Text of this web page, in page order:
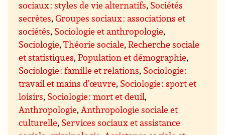
sociaux : styles de vie alternatifs, Sociétés
secrètes,Groupes sociaux : associations et
sociétés, Sociologie et anthropologie,
Sociologie,Théorie sociale,Recherche sociale
et statistiques,Population et démographie,
Sociologie : famille et relations, Sociologie :
travail et mains d’œuvre, Sociologie : sport et
loisirs, Sociologie : mort et deuil,
Anthropologie,Anthropologie sociale et
culturelle, Services sociaux et assistance